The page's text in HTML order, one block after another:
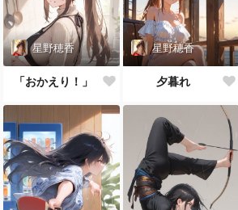
星野穂香
「おかえり！」
星野穂香
夕暮れ